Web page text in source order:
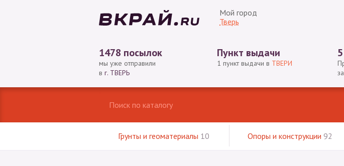
Мой город
Тверь
1478 посылок
мы уже отправили
в г. ТВЕРЬ
Пункт выдачи
1 пункт выдачи в ТВЕРИ
Грунты и геоматериалы 10 Опоры и конструкции 92